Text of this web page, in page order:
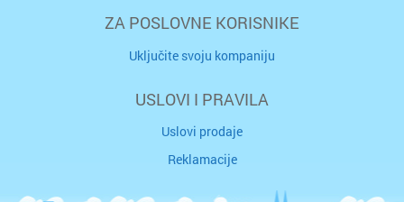
ZA POSLOVNE KORISNIKE
Uključite svoju kompaniju
USLOVI I PRAVILA
Uslovi prodaje
Reklamacije